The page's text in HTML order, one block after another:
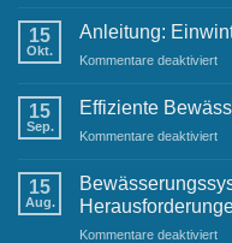
15
Okt.
Anleitung:
Kommentare deaktiviertfür
15
Sep.
Effiziente
Kommentare deaktiviertfür
für
15
Aug.
Kommentare deaktiviertfür